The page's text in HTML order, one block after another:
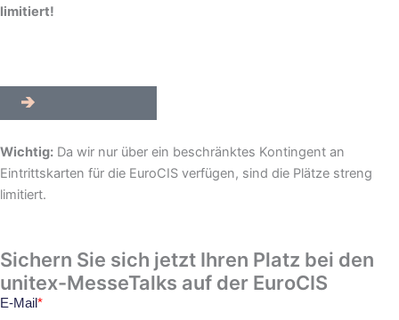
limitiert!
Jetzt anmelden!
Wichtig: Da wir nur über ein beschränktes Kontingent an
Eintrittskarten für die EuroCIS verfügen, sind die Plätze streng
limitiert.
Sichern Sie sich jetzt Ihren Platz bei den
unitex-MesseTalks auf der EuroCIS